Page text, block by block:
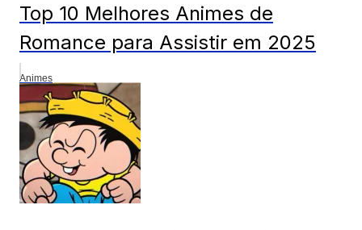
Top 10 Melhores Animes de
Romance para Assistir em 2025
Animes